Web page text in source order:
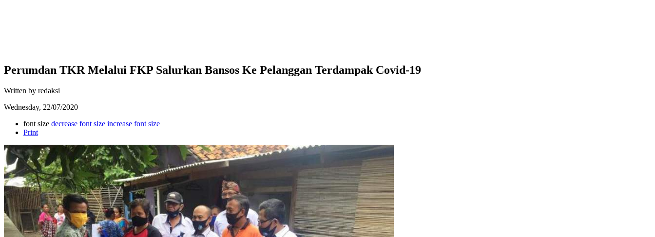
Perumdan TKR Melalui FKP Salurkan Bansos Ke Pelanggan Terdampak Covid-19
Written by redaksi
Wednesday, 22/07/2020
font size decrease font size increase font size
Print